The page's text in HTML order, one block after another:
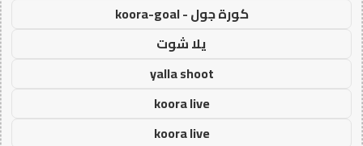
كورة جول - koora-goal
يلا شوت
yalla shoot
koora live
koora live